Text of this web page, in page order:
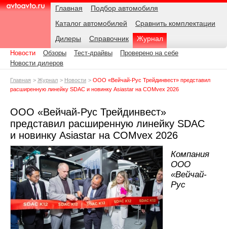
AvtoAvto.ru
Навигация Главная
Подбор автомобиля
Каталог автомобилей
Сравнить комплектации
Дилеры
Справочник Журнал
Подразделы
Новости Обзоры Тест-драйвы
Проверено на себе
Новости дилеров
Родительские
Главная Журнал Новости
ООО «Вейчай-Рус Трейдинвест» представил
расширенную линейку SDAC и новинку Asiastar на COMvex 2026
ООО «Вейчай-Рус Трейдинвест»
представил расширенную линейку SDAC
и новинку Asiastar на COMvex 2026
Компания
ООО
«Вейчай-
Рус
Дата: